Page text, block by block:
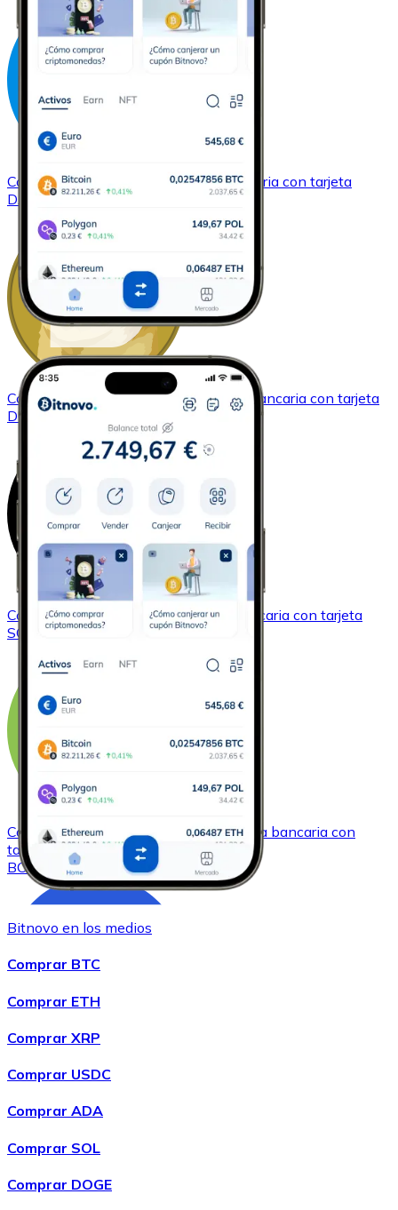
ComprarDash con transferencia bancaria con tarjeta
DASH
ComprarDogecoincon transferencia bancaria con tarjeta
DOGE
ComprarSolana con transferencia bancaria con tarjeta
SOL
ComprarBitcoin Cashcon transferencia bancaria con
tarjeta
BCH
Comprar Chainlink
LINK
Bitnovo en los medios
Comprar BTC
Comprar ETH
Comprar XRP
Comprar USDC
Comprar ADA
Comprar SOL
Comprar DOGE